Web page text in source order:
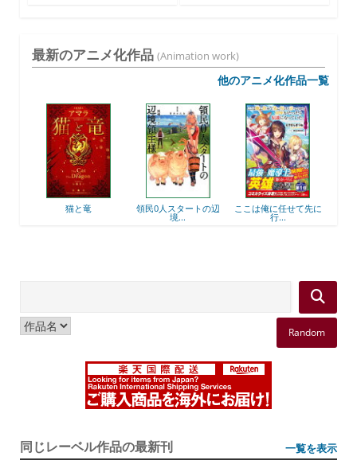
最新のアニメ化作品 (Animation work)
他のアニメ化作品一覧
猫と竜 領民0人スタートの辺
境...
ここは俺に任せて先に
行...
Random
同じレーベル作品の最新刊 一覧を表示